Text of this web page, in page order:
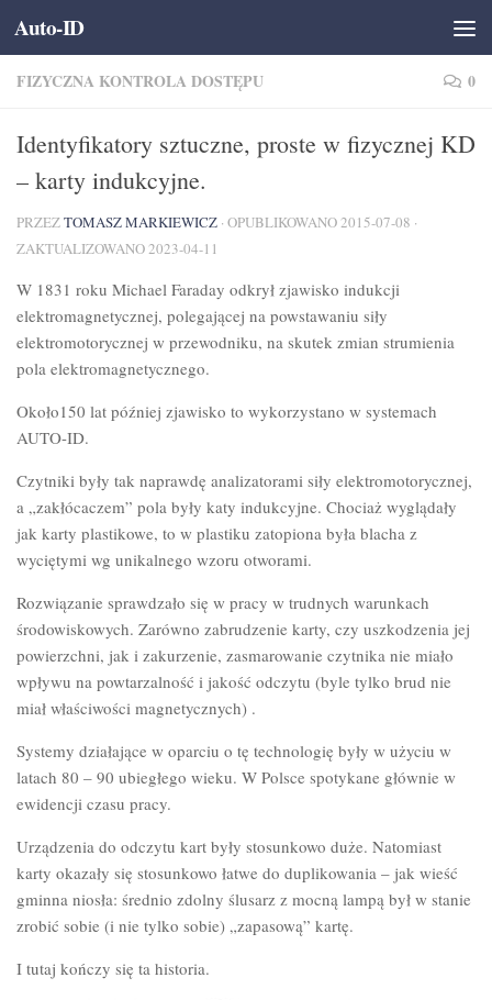
Przejdź do treści
Auto-ID
FIZYCZNA KONTROLA DOSTĘPU 0
Identyfikatory sztuczne, proste w fizycznej KD
– karty indukcyjne.
PRZEZTOMASZ MARKIEWICZ · OPUBLIKOWANO2015-07-08 ·
ZAKTUALIZOWANO2023-04-11
W 1831 roku Michael Faraday odkrył zjawisko indukcji
elektromagnetycznej, polegającej na powstawaniu siły
elektromotorycznej w przewodniku, na skutek zmian strumienia
pola elektromagnetycznego.
Około150 lat później zjawisko to wykorzystano w systemach
AUTO-ID.
Czytniki były tak naprawdę analizatorami siły elektromotorycznej,
a „zakłócaczem” pola były katy indukcyjne. Chociaż wyglądały
jak karty plastikowe, to w plastiku zatopiona była blacha z
wyciętymi wg unikalnego wzoru otworami.
Rozwiązanie sprawdzało się w pracy w trudnych warunkach
środowiskowych. Zarówno zabrudzenie karty, czy uszkodzenia jej
powierzchni, jak i zakurzenie, zasmarowanie czytnika nie miało
wpływu na powtarzalność i jakość odczytu (byle tylko brud nie
miał właściwości magnetycznych) .
Systemy działające w oparciu o tę technologię były w użyciu w
latach 80 – 90 ubiegłego wieku. W Polsce spotykane głównie w
ewidencji czasu pracy.
Urządzenia do odczytu kart były stosunkowo duże. Natomiast
karty okazały się stosunkowo łatwe do duplikowania – jak wieść
gminna niosła: średnio zdolny ślusarz z mocną lampą był w stanie
zrobić sobie (i nie tylko sobie) „zapasową” kartę.
I tutaj kończy się ta historia.